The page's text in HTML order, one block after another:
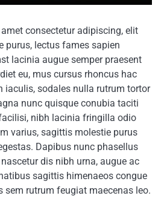
consectetur adipiscing, elit
purus, lectus fames sapien
lacinia augue semper praesent
eu, mus cursus rhoncus hac
iaculis, sodales nulla rutrum tortor
nunc quisque conubia taciti
nibh lacinia fringilla odio
varius, sagittis molestie purus
Dapibus nunc phasellus
dis nibh urna, augue ac
sagittis himenaeos congue
sem rutrum feugiat maecenas leo.